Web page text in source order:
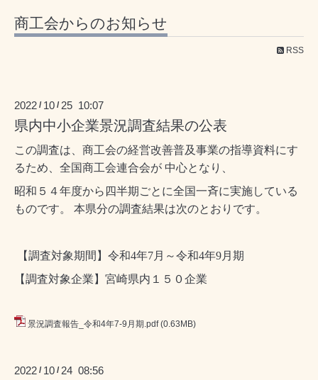
商工会からのお知らせ
RSS
2022 / 10 / 25 10:07
県内中小企業景況調査結果の公表
この調査は、商工会の経営改善普及事業の指導資料にす
るため、全国商工会連合会が 中心となり、
昭和５４年度から四半期ごとに全国一斉に実施している
ものです。 本県分の調査結果は次のとおりです。
【調査対象期間】令和4年7月～令和4年9月期
【調査対象企業】宮崎県内１５０企業
景況調査報告_令和4年7-9月期.pdf (0.63MB)
2022 / 10 / 24 08:56